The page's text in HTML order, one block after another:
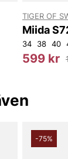
TIGER OF
Miida
34 38 40
599 kr
-75%